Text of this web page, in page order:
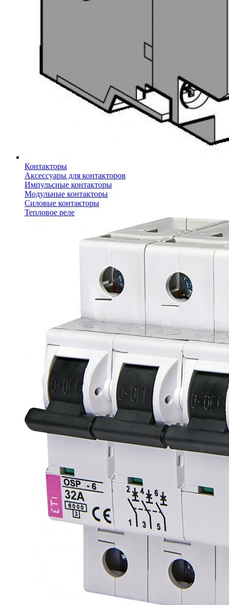
Контакторы
Аксессуары для контакторов
Импульсные контакторы
Модульные контакторы
Силовые контакторы
Тепловое реле